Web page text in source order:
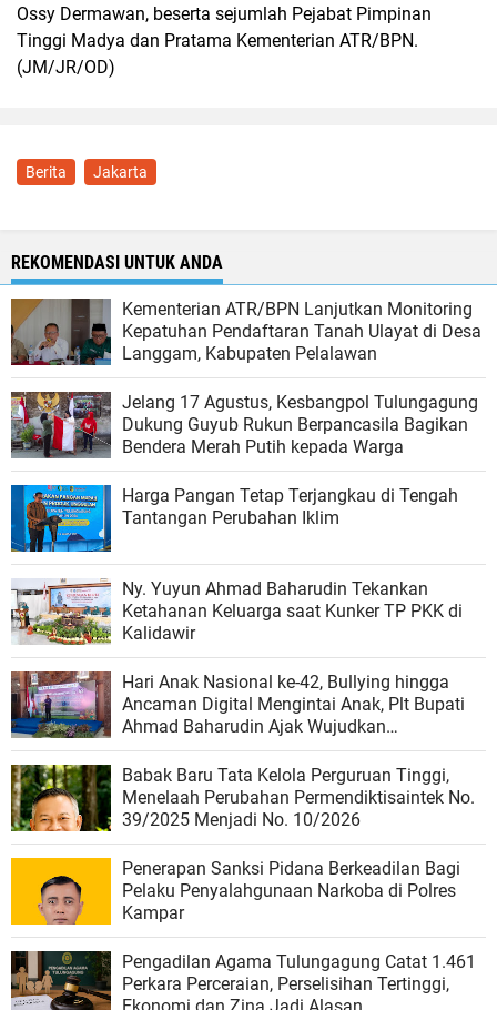
Ossy Dermawan, beserta sejumlah Pejabat Pimpinan
Tinggi Madya dan Pratama Kementerian ATR/BPN.
(JM/JR/OD)
Berita Jakarta
REKOMENDASI UNTUK ANDA
Kementerian ATR/BPN Lanjutkan Monitoring
Kepatuhan Pendaftaran Tanah Ulayat di Desa
Langgam, Kabupaten Pelalawan
Jelang 17 Agustus, Kesbangpol Tulungagung
Dukung Guyub Rukun Berpancasila Bagikan
Bendera Merah Putih kepada Warga
Harga Pangan Tetap Terjangkau di Tengah
Tantangan Perubahan Iklim
Ny. Yuyun Ahmad Baharudin Tekankan
Ketahanan Keluarga saat Kunker TP PKK di
Kalidawir
Hari Anak Nasional ke-42, Bullying hingga
Ancaman Digital Mengintai Anak, Plt Bupati
Ahmad Baharudin Ajak Wujudkan
Tulungagung Ramah Anak
Babak Baru Tata Kelola Perguruan Tinggi,
Menelaah Perubahan Permendiktisaintek No.
39/2025 Menjadi No. 10/2026
Penerapan Sanksi Pidana Berkeadilan Bagi
Pelaku Penyalahgunaan Narkoba di Polres
Kampar
Pengadilan Agama Tulungagung Catat 1.461
Perkara Perceraian, Perselisihan Tertinggi,